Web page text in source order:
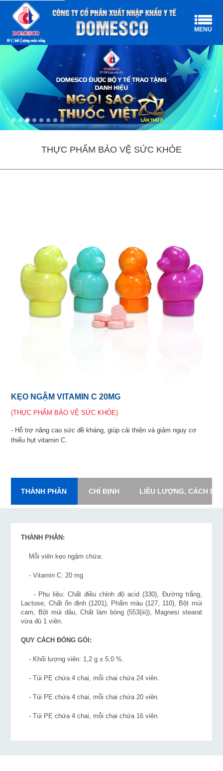
MENU
THỰC PHẨM BẢO VỆ SỨC KHỎE
KẸO NGẬM VITAMIN C 20MG
(THỰC PHẨM BẢO VỆ SỨC KHỎE)
- Hỗ trợ nâng cao sức đề kháng, giúp cải thiện và giảm nguy cơ
thiếu hụt vitamin C.
THÀNH PHẦN CHỈ ĐỊNH LIỀU LƯỢNG, CÁCH
THÀNH PHẦN:
Mỗi viên kẹo ngậm chứa:
- Vitamin C: 20 mg
- Phụ liệu: Chất điều chỉnh độ acid (330), Đường trắng,
Lactose, Chất ổn định (1201), Phẩm màu (127, 110), Bột mùi
cam, Bột mùi dâu, Chất làm bóng (553(iii)), Magnesi stearat
vừa đủ 1 viên.
QUY CÁCH ĐÓNG GÓI:
- Khối lượng viên: 1,2 g ± 5,0 %.
- Túi PE chứa 4 chai, mỗi chai chứa 24 viên.
- Túi PE chứa 4 chai, mỗi chai chứa 20 viên.
- Túi PE chứa 4 chai, mỗi chai chứa 16 viên.